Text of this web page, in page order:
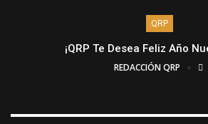
QRP
¡QRP Te Desea Feliz Año
REDACCIÓN QRP